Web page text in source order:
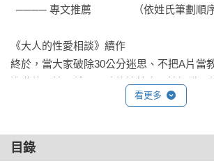
《大人的性愛相談》續作
終於，當大家破除30公分迷思、不把A片當
進階的兩性關係，正確的性健康、性知識開
這次，許藍方將自身歷經，包含交往、婚姻
以及失去與獲得之後的感悟寫成這一本書，
嚀，
看更多
目錄